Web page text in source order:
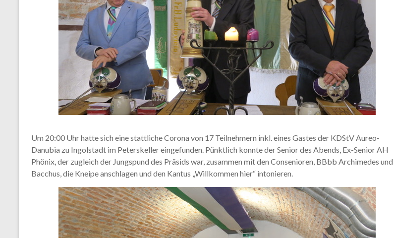
Um 20:00 Uhr hatte sich eine stattliche Corona von 17 Teilnehmern inkl. eines Gastes der KDStV Aureo-
Danubia zu Ingolstadt im Peterskeller eingefunden. Pünktlich konnte der Senior des Abends, Ex-Senior AH
Phönix, der zugleich der Jungspund des Präsids war, zusammen mit den Consenioren, BBbb Archimedes und
Bacchus, die Kneipe anschlagen und den Kantus „Willkommen hier“ intonieren.